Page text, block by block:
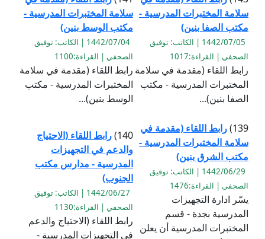
سلامة المختبرات المدرسية -
مكتب الصفا بنين)
1442/07/05 | الكاتب: توفيق
الصحفي | القراءة:1017
رابط اللقاء (مقدمة في سلامة
المختبرات المدرسية - مكتب
الصفا بنين)...
سلامة المختبرات المدرسية -
مكتب الوسط بنين)
1442/07/04 | الكاتب: توفيق
الصحفي | القراءة:1100
رابط اللقاء (مقدمة في سلامة
المختبرات المدرسية - مكتب
الوسط بنين)...
139) رابط اللقاء (مقدمة في
سلامة المختبرات المدرسية -
مكتب الشرق بنين)
1442/06/29 | الكاتب: توفيق
الصحفي | القراءة:1476
يسّر ادارة التجهيزات
المدرسية بجدة - قسم
المختبرات المدرسية أن يعلن
140) رابط اللقاء (الاحتياج
والدعم في التجهيزات
المدرسية - مدارس مكتب
الجنوب)
1442/06/27 | الكاتب: توفيق
الصحفي | القراءة:1130
رابط اللقاء (الاحتياج والدعم
في التجهيزات المدرسية -